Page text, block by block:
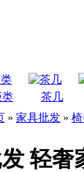
类 茶几
» 家具批发 »
轻奢